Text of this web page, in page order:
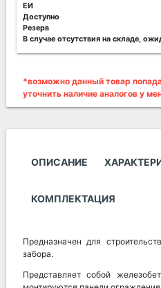
ЕИ
Доступно
Резерв
В случае отсутствия на складе,
*возможно данный товар
уточнить наличие аналогов у
ОПИСАНИЕ
КОМПЛЕКТАЦИЯ
Предназначен для
забора.
Представляет собой